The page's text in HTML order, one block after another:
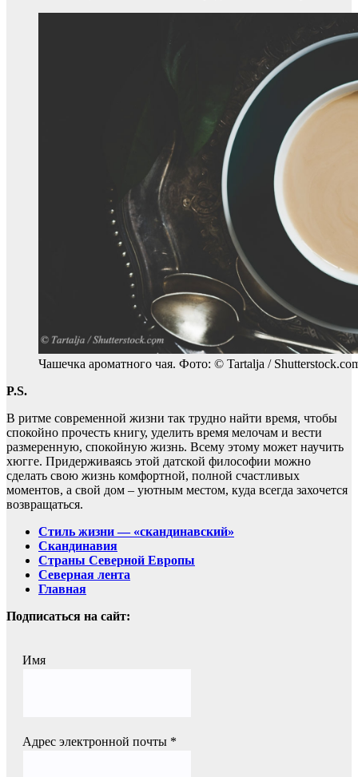
Чашечка ароматного чая. Фото: © Tartalja /
P.S.
В ритме современной жизни так трудно найти время, чтобы
спокойно прочесть книгу, уделить время мелочам и вести
размеренную, спокойную жизнь. Всему этому может научить
хюгге. Придерживаясь этой датской философии можно
сделать свою жизнь комфортной, полной счастливых
моментов, а свой дом – уютным местом, куда всегда захочется
возвращаться.
Стиль жизни — «скандинавский»
Скандинавия
Страны Северной Европы
Северная лента
Главная
Подписаться на сайт:
Имя
Адрес электронной почты *